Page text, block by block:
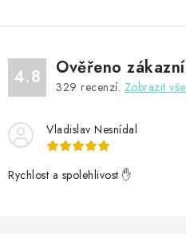
á
d
a
c
p
v
4.8 Ověřeno
329 recenzí. Zobrazit
Vladislav Nesnídal
Rychlost a spolehlivost ✋